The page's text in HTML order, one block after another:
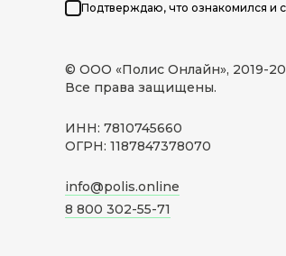
Подтверждаю, что ознакомился и
© ООО «Полис Онлайн», 2019-
Все права защищены.
ИНН: 7810745660
ОГРН: 1187847378070
info@polis.online
8 800 302-55-71